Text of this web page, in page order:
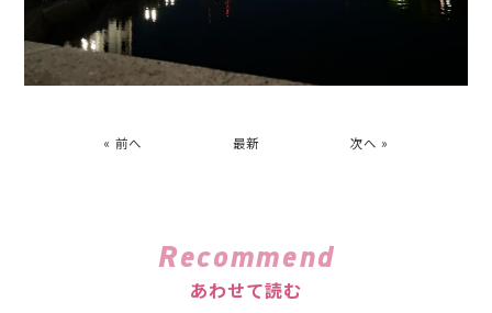
« 前へ 最新 次へ »
Recommend
あわせて読む